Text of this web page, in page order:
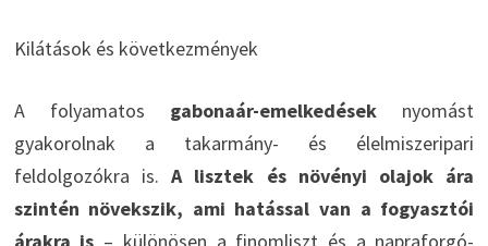
Kilátások és következmények
A folyamatos gabonaár-emelkedések nyomást
gyakorolnak a takarmány- és élelmiszeripari
feldolgozókra is.A lisztek és növényi olajok ára
szintén növekszik, ami hatással van a fogyasztói
árakra is – különösen a finomliszt és a napraforgó-